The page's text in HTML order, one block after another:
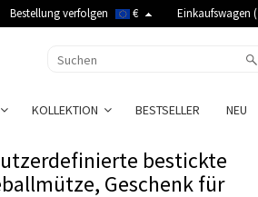
Bestellung verfolgen € Einkaufswagen (
KOLLEKTION BESTSELLER NEU
bestickte
Geschenk für